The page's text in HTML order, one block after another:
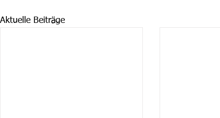
Aktuelle Beiträge